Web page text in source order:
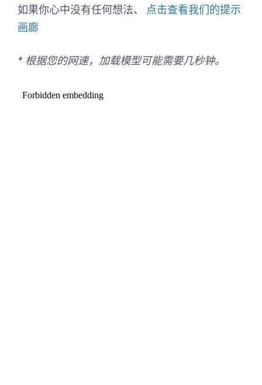
如果你心中没有任何想法、 点击查看我们的提示
画廊
* 根据您的网速，加载模型可能需要几秒钟。